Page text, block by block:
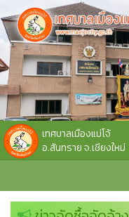
เทศบาลเมืองแม่โจ้
อ.สันทราย จ.เชียงใหม่